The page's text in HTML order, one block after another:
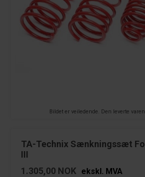
Bildet er veiledende. Den leverte
TA-Technix Sænkningssæt
III
1.305,00 NOK ekskl. MVA